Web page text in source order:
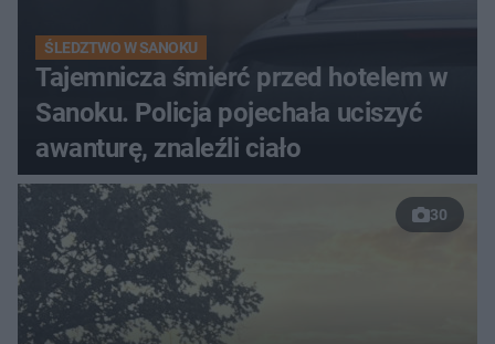
ŚLEDZTWO W SANOKU
Tajemnicza śmierć przed hotelem w
Sanoku. Policja pojechała uciszyć
awanturę, znaleźli ciało
30